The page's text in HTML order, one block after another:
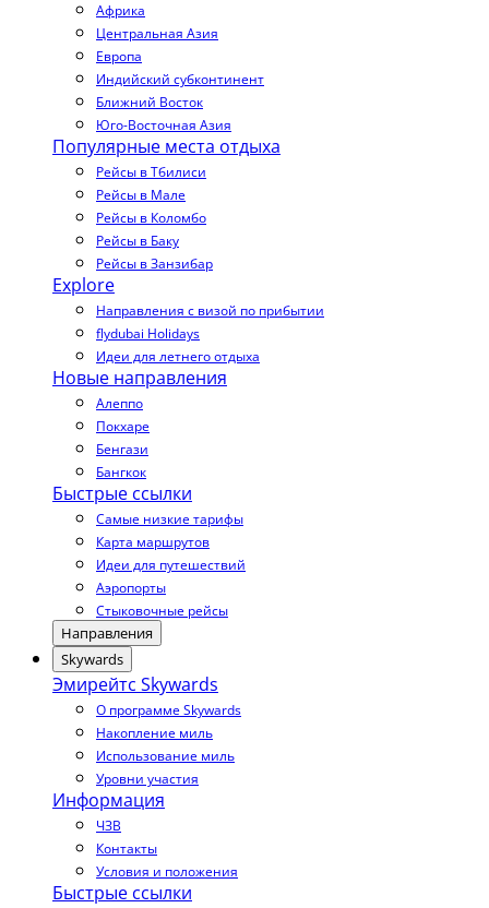
Африка
Центральная Азия
Европа
Индийский субконтинент
Ближний Восток
Юго-Восточная Азия
Популярные места отдыха
Рейсы в Тбилиси
Рейсы в Мале
Рейсы в Коломбо
Рейсы в Баку
Рейсы в Занзибар
Explore
Направления с визой по прибытии
flydubai Holidays
Идеи для летнего отдыха
Новые направления
Алеппо
Покхаре
Бенгази
Бангкок
Быстрые ссылки
Самые низкие тарифы
Карта маршрутов
Идеи для путешествий
Аэропорты
Стыковочные рейсы
Направления
Skywards
Эмирейтс Skywards
О программе Skywards
Накопление миль
Использование миль
Уровни участия
Информация
ЧЗВ
Контакты
Условия и положения
Быстрые ссылки